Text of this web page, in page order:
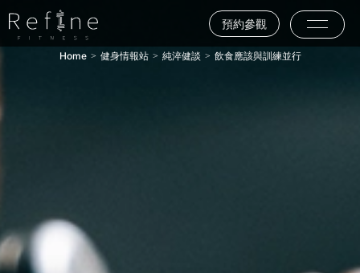
預約參觀
Home 健身情報站 純淬健談 飲食應該與訓練並行